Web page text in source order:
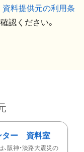
資料提供元の利用条
認ください。
ター 資料室
阪神・淡路大震災の